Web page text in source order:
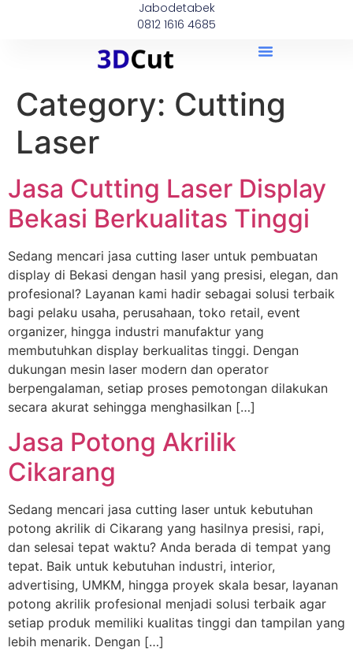
Jabodetabek
0812 1616 4685
Category: Cutting
Laser
Jasa Cutting Laser Display
Bekasi Berkualitas Tinggi
Sedang mencari jasa cutting laser untuk pembuatan
display di Bekasi dengan hasil yang presisi, elegan, dan
profesional? Layanan kami hadir sebagai solusi terbaik
bagi pelaku usaha, perusahaan, toko retail, event
organizer, hingga industri manufaktur yang
membutuhkan display berkualitas tinggi. Dengan
dukungan mesin laser modern dan operator
berpengalaman, setiap proses pemotongan dilakukan
secara akurat sehingga menghasilkan […]
Jasa Potong Akrilik
Cikarang
Sedang mencari jasa cutting laser untuk kebutuhan
potong akrilik di Cikarang yang hasilnya presisi, rapi,
dan selesai tepat waktu? Anda berada di tempat yang
tepat. Baik untuk kebutuhan industri, interior,
advertising, UMKM, hingga proyek skala besar, layanan
potong akrilik profesional menjadi solusi terbaik agar
setiap produk memiliki kualitas tinggi dan tampilan yang
lebih menarik. Dengan […]